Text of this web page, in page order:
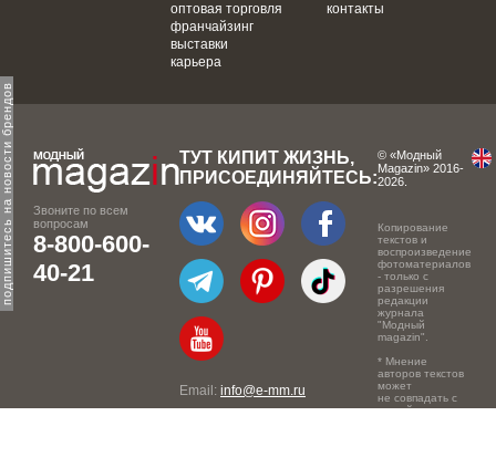
подпишитесь на новости брендов
оптовая торговля
франчайзинг
выставки
карьера
контакты
Звоните по всем
вопросам
8-800-600-
40-21
ТУТ КИПИТ ЖИЗНЬ,
ПРИСОЕДИНЯЙТЕСЬ:
Email: info@e-mm.ru
© «Модный
Magazin» 2016-
2026.
Копирование
текстов и
воспроизведение
фотоматериалов
- только с
разрешения
редакции
журнала
"Модный
magazin".
* Мнение
авторов текстов
может
не совпадать с
точкой зрения